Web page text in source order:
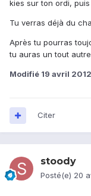
kies sur ton ordi,
Tu verras déjà du
Après tu pourras
tu auras un tout
Modifié 19 avril 2012
Citer
stoody
Posté(e) 20